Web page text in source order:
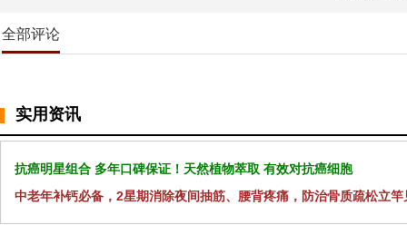
全部评论
实用资讯
抗癌明星组合 多年口碑保证！天然植物萃取 有效对抗癌细胞
中老年补钙必备，2星期消除夜间抽筋、腰背疼痛，防治骨质疏松立竿